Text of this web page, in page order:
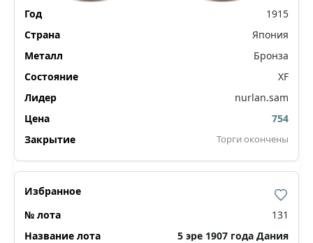
1915
Япония
Бронза
XF
nurlan.sam
754
Торги окончены
131
5 эре 1907 года Дания